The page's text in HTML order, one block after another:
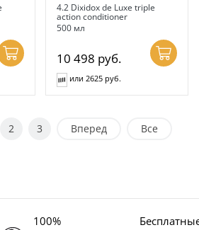
4.2 Dixidox de Luxe triple
action conditioner
500 мл
10 498 руб.
или 2625 руб.
2 3 Вперед Все
100%